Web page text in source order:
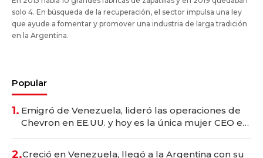
solo 4. En búsqueda de la recuperación, el sector impulsa una ley
que ayude a fomentar y promover una industria de larga tradición
en la Argentina.
Popular
1. Emigró de Venezuela, lideró las operaciones de
Chevron en EE.UU. y hoy es la única mujer CEO en
2.Creció en Venezuela, llegó a la Argentina con su